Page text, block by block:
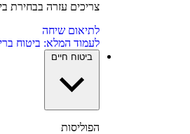
צריכים עזרה בבחירת
לתיאום שיחה
לעמוד המלא: ביטוח
ביטוח חיים
הפוליסות